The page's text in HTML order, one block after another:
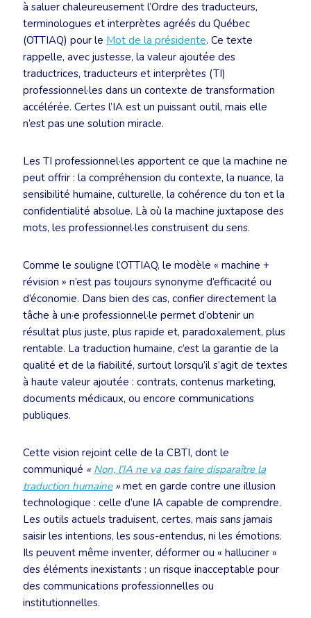
à saluer chaleureusement l’Ordre des traducteurs,
terminologues et interprètes agréés du Québec
(OTTIAQ) pour le Mot de la présidente. Ce texte
rappelle, avec justesse, la valeur ajoutée des
traductrices, traducteurs et interprètes (TI)
professionnel·les dans un contexte de transformation
accélérée. Certes l’IA est un puissant outil, mais elle
n’est pas une solution miracle.
Les TI professionnel·les apportent ce que la machine ne
peut offrir : la compréhension du contexte, la nuance, la
sensibilité humaine, culturelle, la cohérence du ton et la
confidentialité absolue. Là où la machine juxtapose des
mots, les professionnel·les construisent du sens.
Comme le souligne l’OTTIAQ, le modèle « machine +
révision » n’est pas toujours synonyme d’efficacité ou
d’économie. Dans bien des cas, confier directement la
tâche à un·e professionnel·le permet d’obtenir un
résultat plus juste, plus rapide et, paradoxalement, plus
rentable. La traduction humaine, c’est la garantie de la
qualité et de la fiabilité, surtout lorsqu’il s’agit de textes
à haute valeur ajoutée : contrats, contenus marketing,
documents médicaux, ou encore communications
publiques.
Cette vision rejoint celle de la CBTI, dont le
communiqué « Non, l’IA ne va pas faire disparaître la
traduction humaine» met en garde contre une illusion
technologique : celle d’une IA capable de comprendre.
Les outils actuels traduisent, certes, mais sans jamais
saisir les intentions, les sous-entendus, ni les émotions.
Ils peuvent même inventer, déformer ou « halluciner »
des éléments inexistants : un risque inacceptable pour
des communications professionnelles ou
institutionnelles.